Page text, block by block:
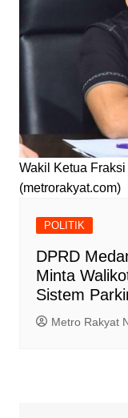
Wakil Ketua
(metrorakyat.com)
POLITIK
DPRD
Minta
Sistem
Metro Rakyat